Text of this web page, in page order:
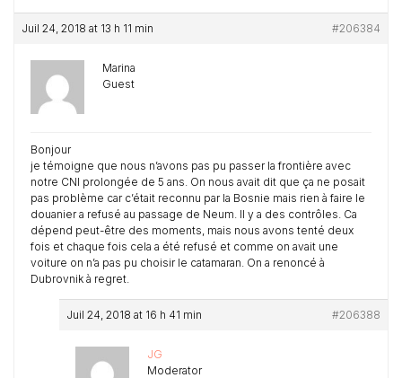
Juil 24, 2018 at 13 h 11 min #206384
Marina
Guest
Bonjour
je témoigne que nous n’avons pas pu passer la frontière avec
notre CNI prolongée de 5 ans. On nous avait dit que ça ne posait
pas problème car c’était reconnu par la Bosnie mais rien à faire le
douanier a refusé au passage de Neum. Il y a des contrôles. Ca
dépend peut-être des moments, mais nous avons tenté deux
fois et chaque fois cela a été refusé et comme on avait une
voiture on n’a pas pu choisir le catamaran. On a renoncé à
Dubrovnik à regret.
Juil 24, 2018 at 16 h 41 min #206388
JG
Moderator